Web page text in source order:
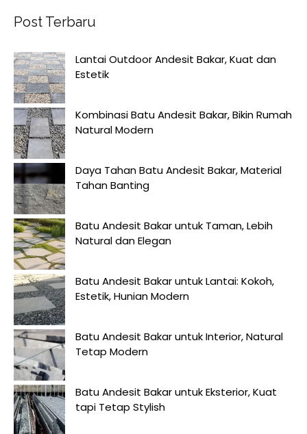
Post Terbaru
Lantai Outdoor Andesit Bakar, Kuat dan
Estetik
Kombinasi Batu Andesit Bakar, Bikin Rumah
Natural Modern
Daya Tahan Batu Andesit Bakar, Material
Tahan Banting
Batu Andesit Bakar untuk Taman, Lebih
Natural dan Elegan
Batu Andesit Bakar untuk Lantai: Kokoh,
Estetik, Hunian Modern
Batu Andesit Bakar untuk Interior, Natural
Tetap Modern
Batu Andesit Bakar untuk Eksterior, Kuat
tapi Tetap Stylish